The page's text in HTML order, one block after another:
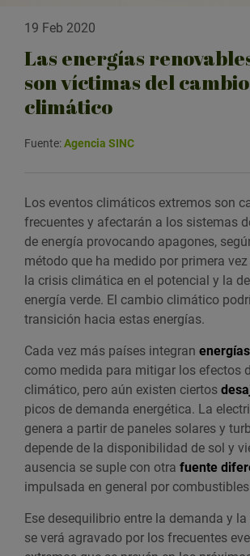
19 Feb 2020
Las energías
son víctimas del cambio
climático
Fuente:Agencia SINC
Los eventos climáticos extremos son
frecuentes y afectarán a los sistemas
de energía provocando apagones,
método que ha medido por primera
la crisis climática en el potencial y la
energía verde. El cambio climático
transición hacia estas energías.
Cada vez más países integran
como medida para mitigar los efectos
climático, pero aún existen ciertos
picos de demanda energética. La
genera a partir de paneles solares y
depende de la disponibilidad de sol y
ausencia se suple con otra fuente
impulsada en general por
Ese desequilibrio entre la demanda y
se verá agravado por los frecuentes